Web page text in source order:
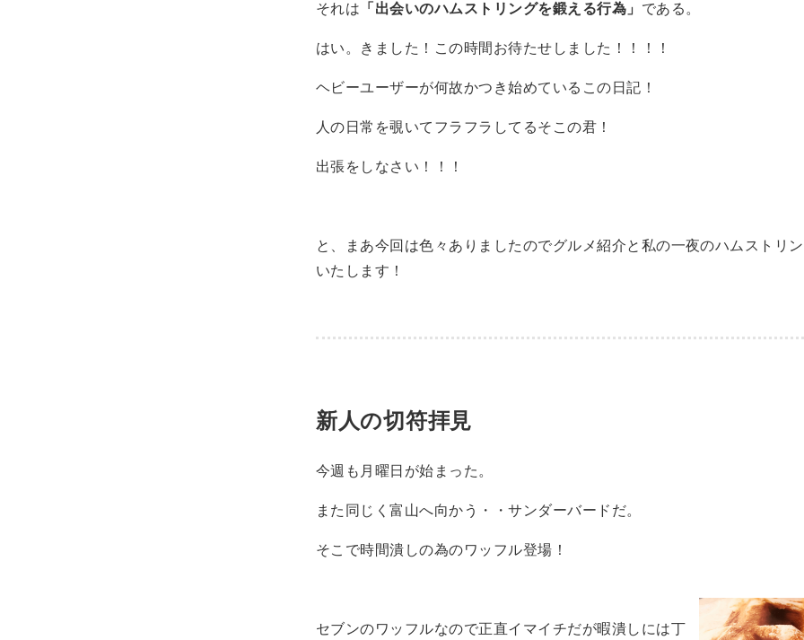
それは 「出会いのハムストリングを鍛える行為」 である。
はい。きました！この時間お待たせしました！！！！
ヘビーユーザーが何故かつき始めているこの日記！
人の日常を覗いてフラフラしてるそこの君！
出張をしなさい！！！
と、まあ今回は色々ありましたのでグルメ紹介と私の一夜のハムストリ
いたします！
新人の切符拝見
今週も月曜日が始まった。
また同じく富山へ向かう・・サンダーバードだ。
そこで時間潰しの為のワッフル登場！
セブンのワッフルなので正直イマイチだが暇潰しには丁